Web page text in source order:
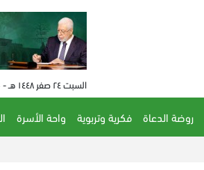
السبت ٢٤ صفر ١٤٤٨ هـ - 8 أغسطس 2026 م - الساعة 06:38 م
روضة الدعاة فكرية وتربوية واحة الأسرة